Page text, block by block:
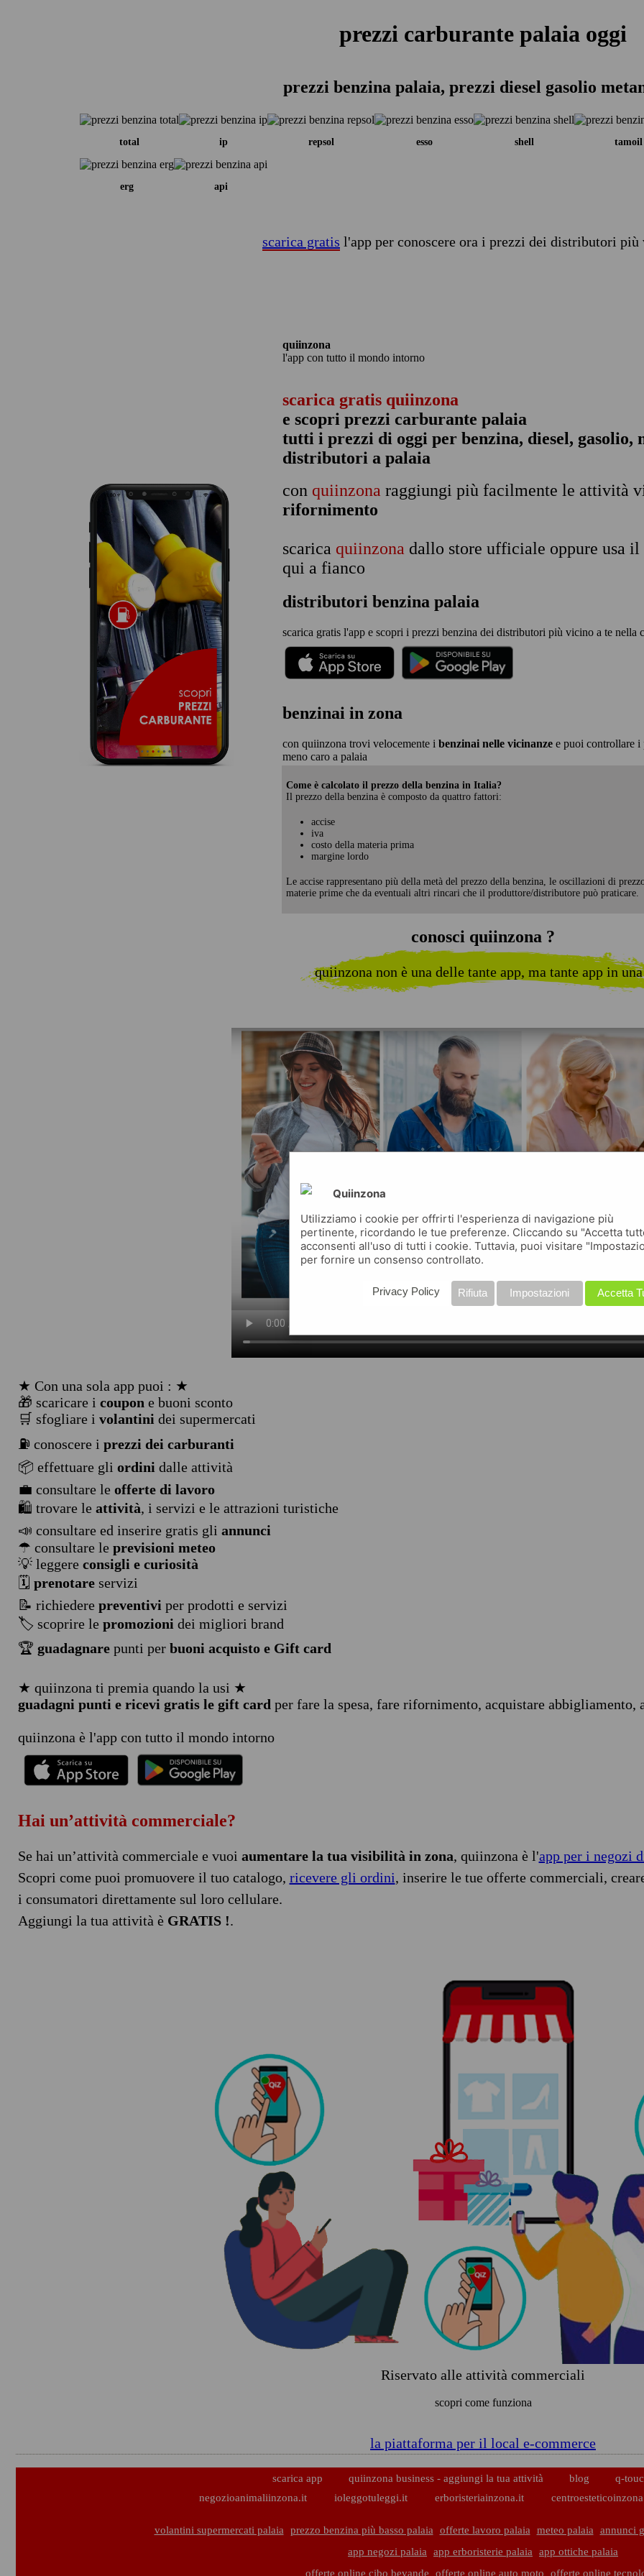
prezzi carburante palaia oggi
prezzi benzina palaia, prezzi diesel gasolio
total ip repsol esso shell tamoil
erg api
scarica gratis l'app per conoscere ora i prezzi dei distributori più
quiinzona
l'app con tutto il mondo intorno
scarica gratis quiinzona
e scopri prezzi carburante palaia
tutti i prezzi di oggi per benzina, diesel, gasolio,
distributori a palaia
con quiinzona raggiungi più facilmente le attività
rifornimento
scarica quiinzona dallo store ufficiale oppure usa il
qui a fianco
distributori benzina palaia
scarica gratis l'app e scopri i prezzi benzina dei distributori più vicino a te nella
benzinai in zona
con quiinzona trovi velocemente i benzinai nelle vicinanze e puoi controllare i
meno caro a palaia
Come è calcolato il prezzo della benzina in Italia?
Il prezzo della benzina è composto da quattro fattori:
accise
iva
costo della materia prima
margine lordo
Le accise rappresentano più della metà del prezzo della benzina, le oscillazioni di
materie prime che da eventuali altri rincari che il produttore/distributore può praticare.
conosci quiinzona ?
quiinzona non è una delle tante app, ma tante app in
★ Con una sola app puoi : ★
🎁 scaricare i coupon e buoni sconto
🛒 sfogliare i volantini dei supermercati
⛽ conoscere i prezzi dei carburanti
📦 effettuare gli ordini dalle attività
💼 consultare le offerte di lavoro
🛍️ trovare le attività, i servizi e le attrazioni turistiche
📣 consultare ed inserire gratis gli annunci
☂ consultare le previsioni meteo
💡 leggere consigli e curiosità
🗓️ prenotareservizi
📝 richiedere preventivi per prodotti e servizi
🏷️ scoprire le promozioni dei migliori brand
🏆 guadagnarepunti per buoni acquisto e Gift card
★ quiinzona ti premia quando la usi ★
guadagni punti e ricevi gratis le gift card per fare la spesa, fare rifornimento, acquistare abbigliamento,
quiinzona è l'app con tutto il mondo intorno
Hai un’attività commerciale?
Se hai un’attività commerciale e vuoi aumentare la tua visibilità in zona, quiinzona è l'app per i negozi
Scopri come puoi promuovere il tuo catalogo, ricevere gli ordini, inserire le tue offerte commerciali,
i consumatori direttamente sul loro cellulare.
Aggiungi la tua attività è GRATIS !.
Riservato alle attività commerciali
scopri come funziona
la piattaforma per il local e-commerce
scarica app quiinzona business - aggiungi la tua attività blog
q-
negozioanimaliinzona.it
ioleggotuleggi.it erboristeriainzona.it
volantini supermercati palaia prezzo benzina più basso palaia offerte lavoro palaia meteo palaia
annunci
app negozi palaia
app erboristerie palaia
app ottiche palaia
offerte online cibo bevande
offerte online auto moto offerte online
Quiinzona
Utilizziamo i cookie per offrirti l'esperienza di navigazione più
pertinente, ricordando le tue preferenze. Cliccando su "Accetta
acconsenti all'uso di tutti i cookie. Tuttavia, puoi visitare
per fornire un consenso controllato.
Accetta
Impostazioni
Rifiuta
Privacy Policy